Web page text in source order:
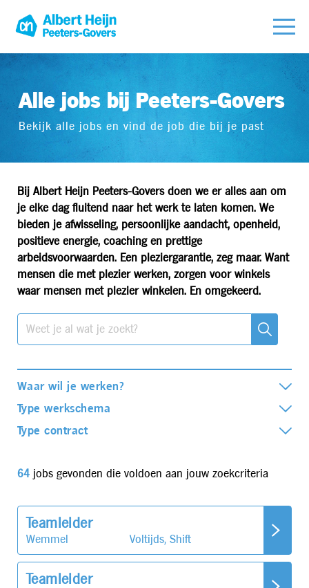
Alle jobs bij Peeters-Govers
Bekijk alle jobs en vind de job die bij je past
Bij Albert Heijn Peeters-Govers doen we er alles aan om
je elke dag fluitend naar het werk te laten komen. We
bieden je afwisseling, persoonlijke aandacht, openheid,
positieve energie, coaching en prettige
arbeidsvoorwaarden. Een pleziergarantie, zeg maar. Want
mensen die met plezier werken, zorgen voor winkels
waar mensen met plezier winkelen. En omgekeerd.
Waar wil je werken?
Type werkschema
Type contract
64 jobs gevonden die voldoen aan jouw zoekcriteria
Teamleider
Wemmel Voltijds, Shift
Teamleider